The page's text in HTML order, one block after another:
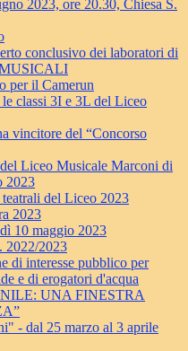
2023, ore 20.30, Chiesa S.
conclusivo dei laboratori di
per il Camerun
classi 3I e 3L del Liceo
vincitore del “Concorso
Liceo Musicale Marconi di
2023
del Liceo 2023
2023
10 maggio 2023
2023
di interesse pubblico per
e di erogatori d'acqua
UNA FINESTRA
- dal 25 marzo al 3 aprile